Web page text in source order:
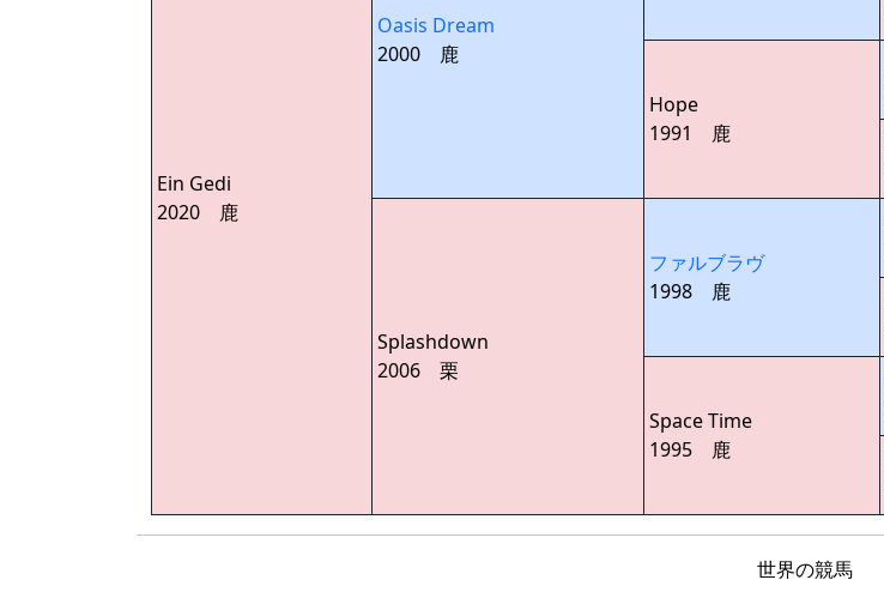
Ein Gedi
2020 鹿
Oasis Dream
2000 鹿
Hope
1991 鹿
Splashdown
2006 栗
ファルブラヴ
1998 鹿
Space Time
1995 鹿
世界の競馬